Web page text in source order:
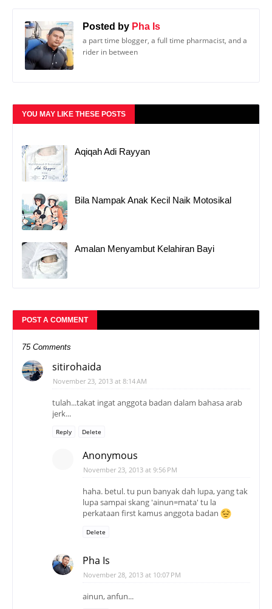
Posted by Pha Is
a part time blogger, a full time pharmacist, and a
rider in between
YOU MAY LIKE THESE POSTS
Aqiqah Adi Rayyan
Bila Nampak Anak Kecil Naik Motosikal
Amalan Menyambut Kelahiran Bayi
POST A COMMENT
75 Comments
sitirohaida
November 23, 2013 at 8:14 AM
tulah...takat ingat anggota badan dalam bahasa arab
jerk...
Reply Delete
Anonymous
November 23, 2013 at 9:56 PM
haha. betul. tu pun banyak dah lupa, yang tak
lupa sampai skang 'ainun=mata' tu la
perkataan first kamus anggota badan
Delete
Pha Is
November 28, 2013 at 10:07 PM
ainun, anfun...